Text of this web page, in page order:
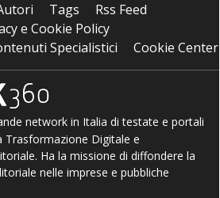
Tags
Rss Feed
e Cookie Policy
Specialistici
Cookie Center
network in Italia di testate e portali
Trasformazione Digitale e
Ha la missione di diffondere la
nelle imprese e pubbliche